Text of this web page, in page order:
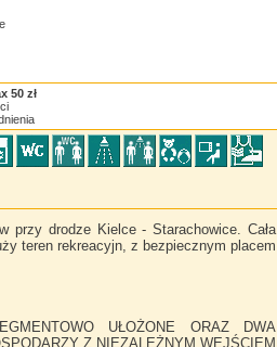
50 zł
przy drodze Kielce - Starachowice. Cała
teren rekreacyjn, z bezpiecznym placem
UŁOŻONE ORAZ DWA
Z NIEZALEŻNYM WEJŚCIEM